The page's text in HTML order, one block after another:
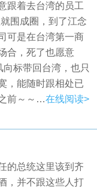
跟着去台湾的员工
围成圈，到了江念
可是在台湾第一商
合，死了也愿意
向标带回台湾，也只
，能随时跟相处已
前～～…在线阅读>
的总统这里该到齐
，并不跟这些人打